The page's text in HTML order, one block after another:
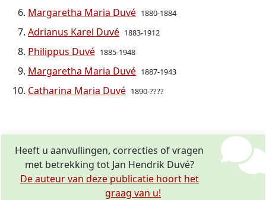
Margaretha Maria Duvé 1880-1884
Adrianus Karel Duvé 1883-1912
Philippus Duvé 1885-1948
Margaretha Maria Duvé 1887-1943
Catharina Maria Duvé 1890-????
Heeft u aanvullingen, correcties of vragen
met betrekking tot Jan Hendrik Duvé?
De auteur van deze publicatie hoort het
graag van u!